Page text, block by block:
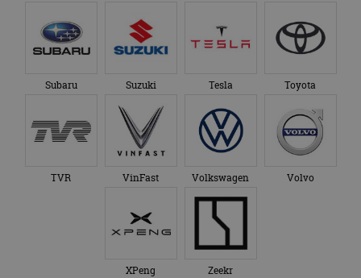
Subaru Suzuki Tesla Toyota
TVR VinFast Volkswagen Volvo
XPeng Zeekr